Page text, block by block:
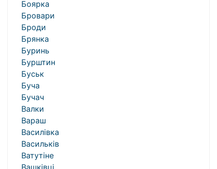
Боярка
Бровари
Броди
Брянка
Буринь
Бурштин
Буськ
Буча
Бучач
Валки
Вараш
Василівка
Васильків
Ватутіне
Вашківці